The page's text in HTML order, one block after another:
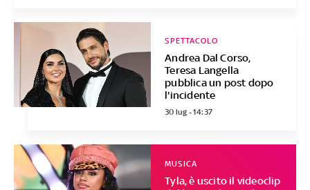
Andrea Dal Corso,
Teresa Langella
pubblica un post dopo
l'incidente
SPETTACOLO
30 lug - 14:37
Tyla, è uscito il videoclip
MUSICA